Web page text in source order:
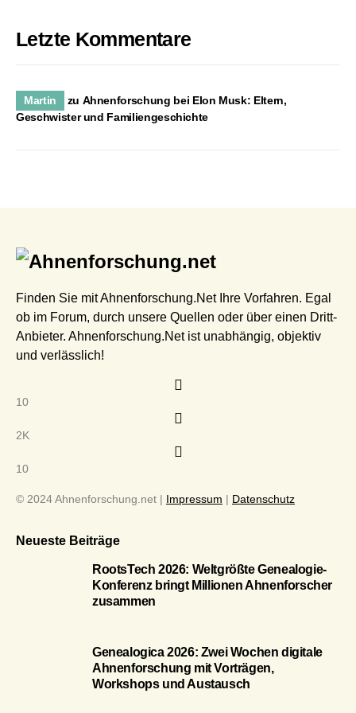
Letzte Kommentare
Martin zu Ahnenforschung bei Elon Musk: Eltern,
Geschwister und Familiengeschichte
Finden Sie mit Ahnenforschung.Net Ihre Vorfahren. Egal
ob im Forum, durch unsere Quellen oder über einen Dritt-
Anbieter. Ahnenforschung.Net ist unabhängig, objektiv
und verlässlich!
10
2K
10
© 2024 Ahnenforschung.net | Impressum | Datenschutz
Neueste Beiträge
RootsTech 2026: Weltgrößte Genealogie-
Konferenz bringt Millionen Ahnenforscher
zusammen
Genealogica 2026: Zwei Wochen digitale
Ahnenforschung mit Vorträgen,
Workshops und Austausch